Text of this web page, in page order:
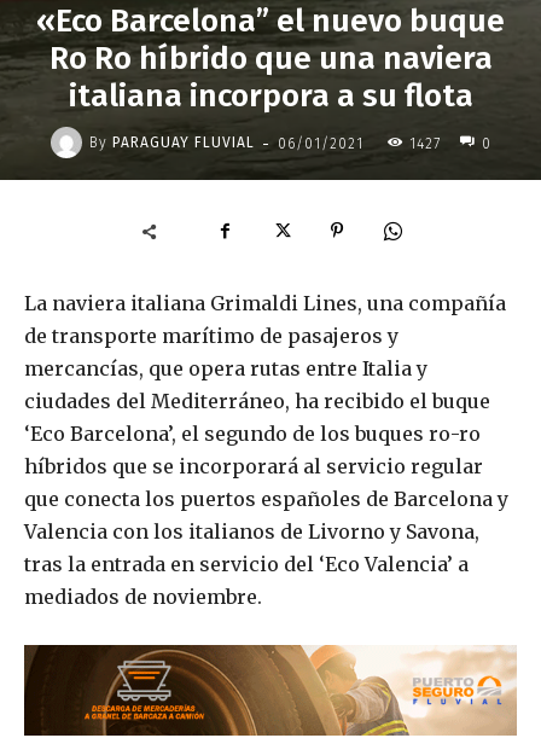
«Eco Barcelona” el nuevo buque
Ro Ro híbrido que una naviera
italiana incorpora a su flota
By PARAGUAY FLUVIAL - 06/01/2021 1427 0
La naviera italiana Grimaldi Lines, una compañía
de transporte marítimo de pasajeros y
mercancías, que opera rutas entre Italia y
ciudades del Mediterráneo, ha recibido el buque
‘Eco Barcelona’, el segundo de los buques ro-ro
híbridos que se incorporará al servicio regular
que conecta los puertos españoles de Barcelona y
Valencia con los italianos de Livorno y Savona,
tras la entrada en servicio del ‘Eco Valencia’ a
mediados de noviembre.